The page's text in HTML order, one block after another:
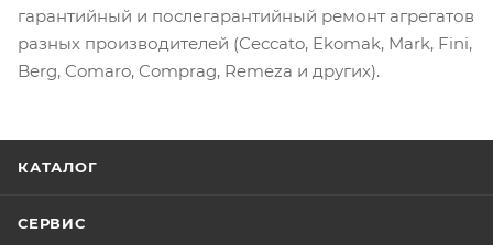
гарантийный и послегарантийный ремонт агрегатов
разных производителей (Ceccato, Ekomak, Mark, Fini,
Berg, Comaro, Comprag, Remeza и других).
КАТАЛОГ
СЕРВИС